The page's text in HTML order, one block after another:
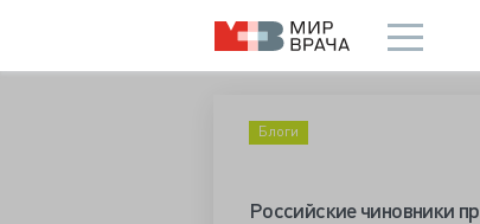
Блоги
Российские чиновники